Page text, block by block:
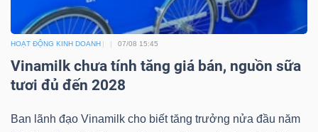
HOẠT ĐỘNG KINH DOANH 07/08 15:45
Vinamilk chưa tính tăng giá bán, nguồn sữa
tươi đủ đến 2028
Ban lãnh đạo Vinamilk cho biết tăng trưởng nửa đầu năm
Đào
tạo